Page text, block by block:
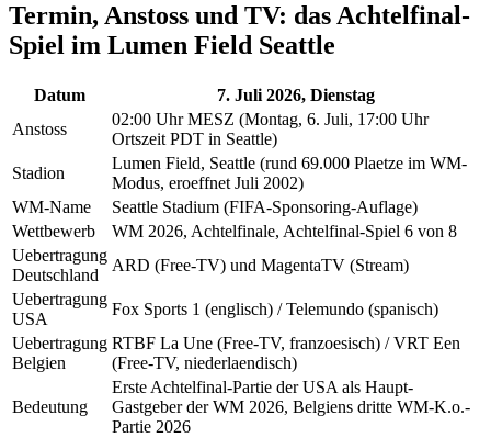
Termin, Anstoss und TV: das Achtelfinal-
Spiel im Lumen Field Seattle
Datum
7. Juli 2026, Dienstag
Anstoss
02:00 Uhr MESZ (Montag, 6. Juli, 17:00 Uhr
Ortszeit PDT in Seattle)
Stadion
Lumen Field, Seattle (rund 69.000 Plaetze im WM-
Modus, eroeffnet Juli 2002)
WM-Name
Seattle Stadium (FIFA-Sponsoring-Auflage)
Wettbewerb
WM 2026, Achtelfinale, Achtelfinal-Spiel 6 von 8
Uebertragung
Deutschland
ARD (Free-TV) und MagentaTV (Stream)
Uebertragung
USA
Fox Sports 1 (englisch) / Telemundo (spanisch)
Uebertragung
Belgien
RTBF La Une (Free-TV, franzoesisch) / VRT Een
(Free-TV, niederlaendisch)
Bedeutung
Erste Achtelfinal-Partie der USA als Haupt-
Gastgeber der WM 2026, Belgiens dritte WM-K.o.-
Partie 2026